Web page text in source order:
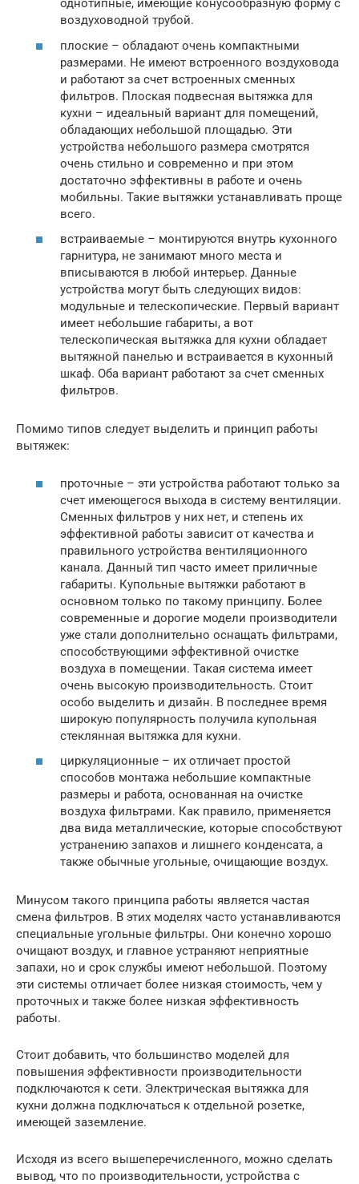
однотипные, имеющие конусообразную форму с
воздуховодной трубой.
плоские – обладают очень компактными
размерами. Не имеют встроенного воздуховода
и работают за счет встроенных сменных
фильтров. Плоская подвесная вытяжка для
кухни – идеальный вариант для помещений,
обладающих небольшой площадью. Эти
устройства небольшого размера смотрятся
очень стильно и современно и при этом
достаточно эффективны в работе и очень
мобильны. Такие вытяжки устанавливать проще
всего.
встраиваемые – монтируются внутрь кухонного
гарнитура, не занимают много места и
вписываются в любой интерьер. Данные
устройства могут быть следующих видов:
модульные и телескопические. Первый вариант
имеет небольшие габариты, а вот
телескопическая вытяжка для кухни обладает
вытяжной панелью и встраивается в кухонный
шкаф. Оба вариант работают за счет сменных
фильтров.
Помимо типов следует выделить и принцип работы
вытяжек:
проточные – эти устройства работают только за
счет имеющегося выхода в систему вентиляции.
Сменных фильтров у них нет, и степень их
эффективной работы зависит от качества и
правильного устройства вентиляционного
канала. Данный тип часто имеет приличные
габариты. Купольные вытяжки работают в
основном только по такому принципу. Более
современные и дорогие модели производители
уже стали дополнительно оснащать фильтрами,
способствующими эффективной очистке
воздуха в помещении. Такая система имеет
очень высокую производительность. Стоит
особо выделить и дизайн. В последнее время
широкую популярность получила купольная
стеклянная вытяжка для кухни.
циркуляционные – их отличает простой
способов монтажа небольшие компактные
размеры и работа, основанная на очистке
воздуха фильтрами. Как правило, применяется
два вида металлические, которые способствуют
устранению запахов и лишнего конденсата, а
также обычные угольные, очищающие воздух.
Минусом такого принципа работы является частая
смена фильтров. В этих моделях часто устанавливаются
специальные угольные фильтры. Они конечно хорошо
очищают воздух, и главное устраняют неприятные
запахи, но и срок службы имеют небольшой. Поэтому
эти системы отличает более низкая стоимость, чем у
проточных и также более низкая эффективность
работы.
Стоит добавить, что большинство моделей для
повышения эффективности производительности
подключаются к сети. Электрическая вытяжка для
кухни должна подключаться к отдельной розетке,
имеющей заземление.
Исходя из всего вышеперечисленного, можно сделать
вывод, что по производительности, устройства с